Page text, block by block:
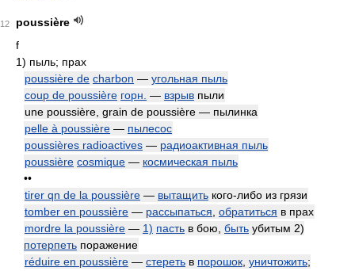
12
poussière
f
1) пыль; прах
poussière de charbon — угольная пыль
coup de poussière горн. — взрыв пыли
une poussière, grain de poussière — пылинка
pelle à poussière — пылесос
poussières radioactives — радиоактивная пыль
poussière cosmique — космическая пыль
••
tirer qn de la poussière — вытащить кого-либо из грязи
tomber en poussière — рассыпаться обратиться в прах
mordre la poussière — 1) пасть в бою, быть убитым 2)
потерпеть поражение
réduire en poussière — стереть в порошок уничтожить;